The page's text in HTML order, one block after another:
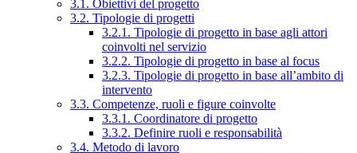
3.1. Obiettivi del progetto
3.2. Tipologie di progetti
3.2.1. Tipologie di progetto in base agli attori
coinvolti nel servizio
3.2.2. Tipologie di progetto in base al focus
3.2.3. Tipologie di progetto in base all’ambito di
intervento
3.3. Competenze, ruoli e figure coinvolte
3.3.1. Coordinatore di progetto
3.3.2. Definire ruoli e responsabilità
3.4. Metodo di lavoro